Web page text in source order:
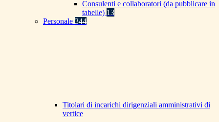
Consulenti e collaboratori (da pubblicare in
tabelle) 13
Personale 344
Titolari di incarichi dirigenziali amministrativi di
vertice